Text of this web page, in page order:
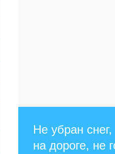
Не убран
на дороге, не